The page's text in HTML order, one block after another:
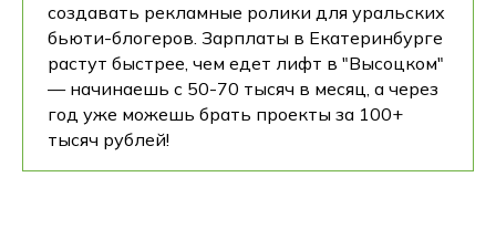
создавать рекламные ролики для уральских
бьюти-блогеров. Зарплаты в Екатеринбурге
растут быстрее, чем едет лифт в "Высоцком"
— начинаешь с 50-70 тысяч в месяц, а через
год уже можешь брать проекты за 100+
тысяч рублей!